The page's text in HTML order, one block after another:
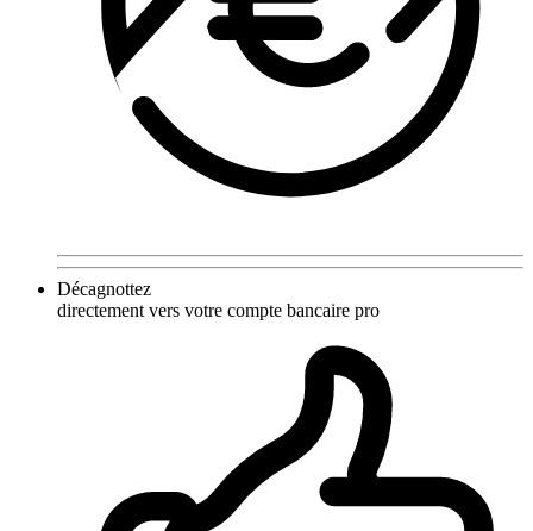
Décagnottez
directement vers votre compte bancaire pro